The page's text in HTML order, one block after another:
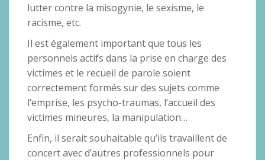
lutter contre la misogynie, le sexisme, le
racisme, etc.
Il est également important que tous les
personnels actifs dans la prise en charge des
victimes et le recueil de parole soient
correctement formés sur des sujets comme
l’emprise, les psycho-traumas, l’accueil des
victimes mineures, la manipulation…
Enfin, il serait souhaitable qu’ils travaillent de
concert avec d’autres professionnels pour